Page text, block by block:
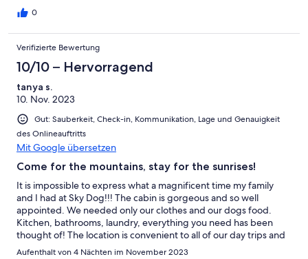
Thanks, Sky Dog, for letting us travel with our trail-loving border
0
Verifizierte Bewertung
10/10 – Hervorragend
tanya s.
10. Nov. 2023
Gut: Sauberkeit, Check-in, Kommunikation, Lage und Genauigkeit
des Onlineauftritts
Mit Google übersetzen
Come for the mountains, stay for the sunrises!
It is impossible to express what a magnificent time my family
and I had at Sky Dog!!! The cabin is gorgeous and so well
appointed. We needed only our clothes and our dogs food.
Kitchen, bathrooms, laundry, everything you need has been
thought of! The location is convenient to all of our day trips and
we found ourselves coming back earlier each day to enjoy as
Aufenthalt von 4 Nächten im November 2023